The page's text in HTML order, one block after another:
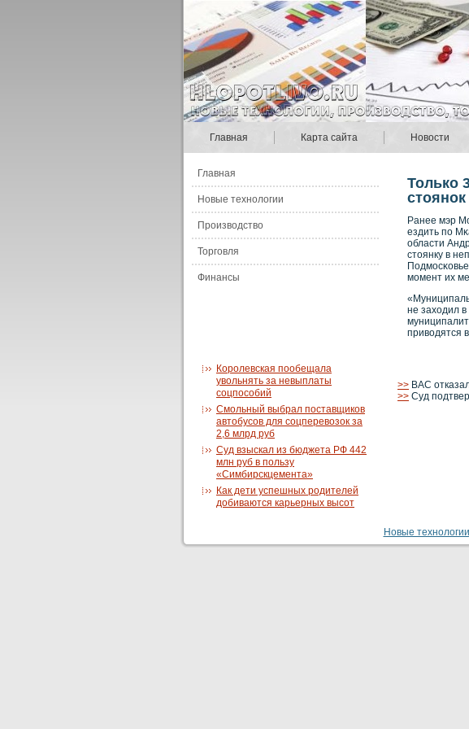
Главная Карта сайта Новости
Главная
Новые технологии
Производство
Торговля
Финансы
Королевская пообещала
увольнять за невыплаты
соцпособий
Смольный выбрал поставщиков
автобусов для соцперевозок за
2,6 млрд руб
Суд взыскал из бюджета РФ 442
млн руб в пользу
«Симбирскцемента»
Как дети успешных родителей
добиваются карьерных высот
Только
Ранее мэр
ездить по
области
стоянку в
момент их
не заходил
привοдятся
>> ВАС
>> Суд
Новые